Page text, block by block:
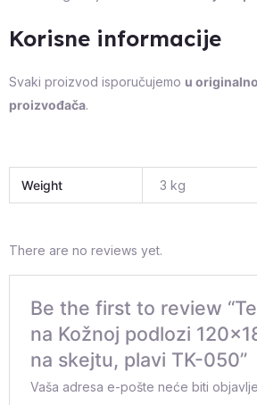
Korisne informacije
Svaki proizvod isporučujemo u
proizvođača.
Weight 3 kg
There are no reviews yet.
Be the first to review
na Kožnoj podlozi
na skejtu, plavi TK-050”
Vaša adresa e-pošte neće biti